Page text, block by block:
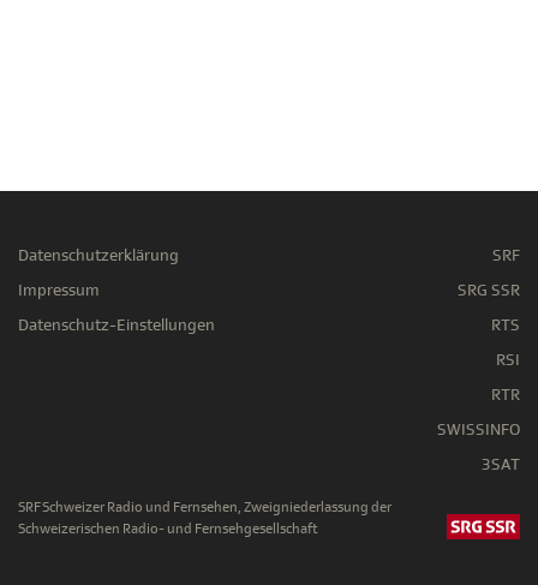
Datenschutzerklärung
Impressum
Datenschutz-Einstellungen
SRF
SRG SSR
RTS
RSI
RTR
SWISSINFO
3SAT
SRF Schweizer Radio und Fernsehen, Zweigniederlassung der
Schweizerischen Radio- und Fernsehgesellschaft